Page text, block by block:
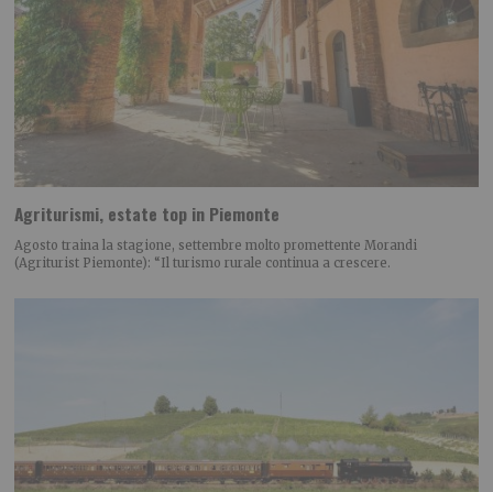
Agriturismi, estate top in Piemonte
Agosto traina la stagione, settembre molto promettente Morandi
(Agriturist Piemonte): “Il turismo rurale continua a crescere.